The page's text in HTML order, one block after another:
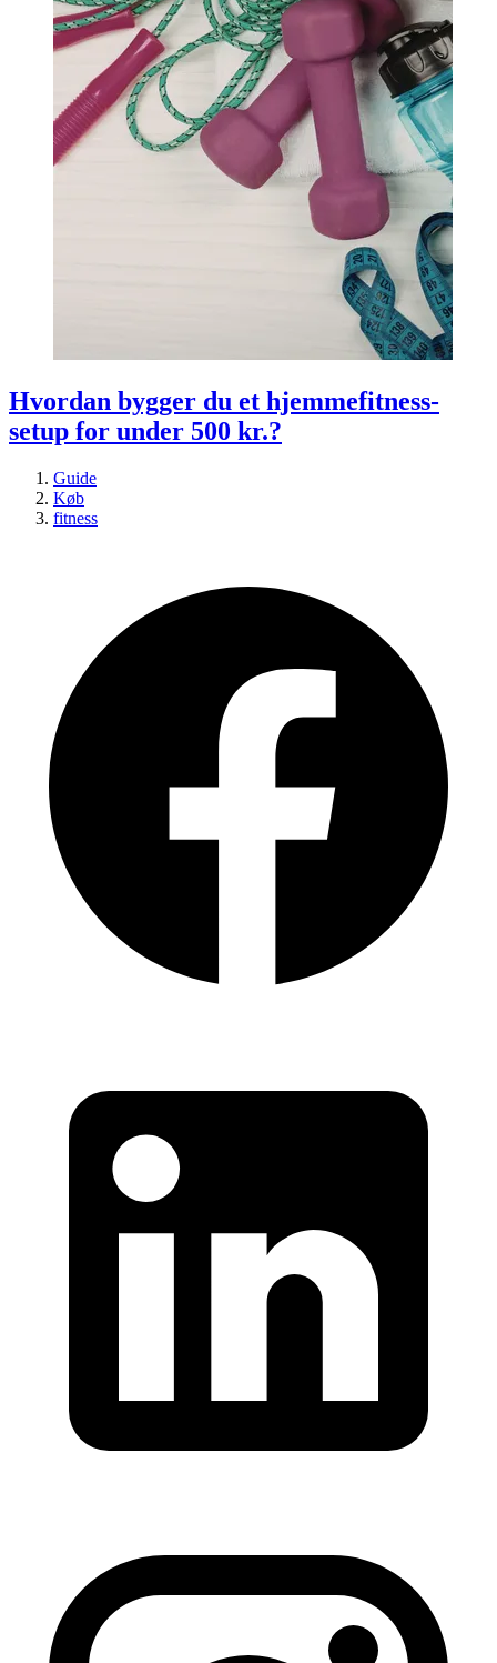
Værktøj & byggematerialer
Hvordan bygger du et hjemmefitness-
setup for under 500 kr.?
Guide
Køb
fitness